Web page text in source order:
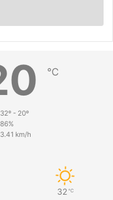
℃
32º - 20º
86%
3.41 km/h
32 ℃